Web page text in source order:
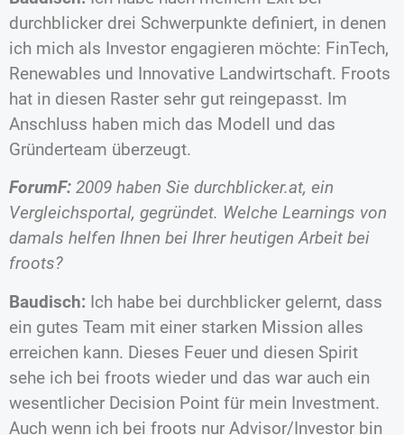
durchblicker drei Schwerpunkte definiert, in denen
ich mich als Investor engagieren möchte: FinTech,
Renewables und Innovative Landwirtschaft. Froots
hat in diesen Raster sehr gut reingepasst. Im
Anschluss haben mich das Modell und das
Gründerteam überzeugt.
ForumF: 2009 haben Sie durchblicker.at, ein
Vergleichsportal, gegründet. Welche Learnings von
damals helfen Ihnen bei Ihrer heutigen Arbeit bei
froots?
Baudisch: Ich habe bei durchblicker gelernt, dass
ein gutes Team mit einer starken Mission alles
erreichen kann. Dieses Feuer und diesen Spirit
sehe ich bei froots wieder und das war auch ein
wesentlicher Decision Point für mein Investment.
Auch wenn ich bei froots nur Advisor/Investor bin